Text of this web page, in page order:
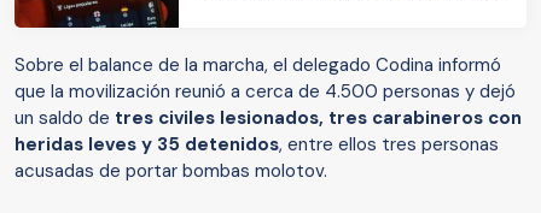
Sobre el balance de la marcha, el delegado Codina informó
que la movilización reunió a cerca de 4.500 personas y dejó
un saldo de tres civiles lesionados, tres carabineros con
heridas leves y 35 detenidos, entre ellos tres personas
acusadas de portar bombas molotov.